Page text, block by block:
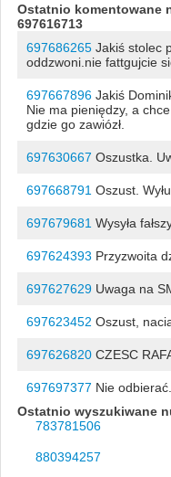
Ostatnio komentowane
697616713
697686265Jakiś stolec
oddzwoni.nie fattgujcie
697667896Jakiś
Nie ma pieniędzy, a
gdzie go zawiózł.
697630667 Oszustka.
697668791 Oszust.
697679681 Wysyła
697624393 Przyzwoita
697627629Uwaga na
697623452 Oszust,
697626820CZESC
697697377 Nie
Ostatnio wyszukiwane
783781506
880394257